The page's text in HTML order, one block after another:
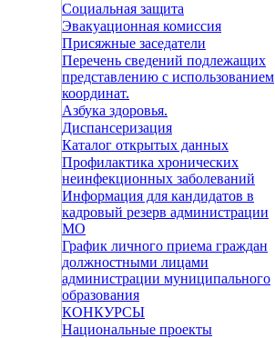
Социальная защита
Эвакуационная комиссия
Присяжные заседатели
Перечень сведений подлежащих
представлению с использованием
координат.
Азбука здоровья.
Диспансеризация
Каталог открытых данных
Профилактика хронических
неинфекционных заболеваний
Информация для кандидатов в
кадровый резерв администрации
МО
График личного приема граждан
должностными лицами
администрации муниципального
образования
КОНКУРСЫ
Национальные проекты